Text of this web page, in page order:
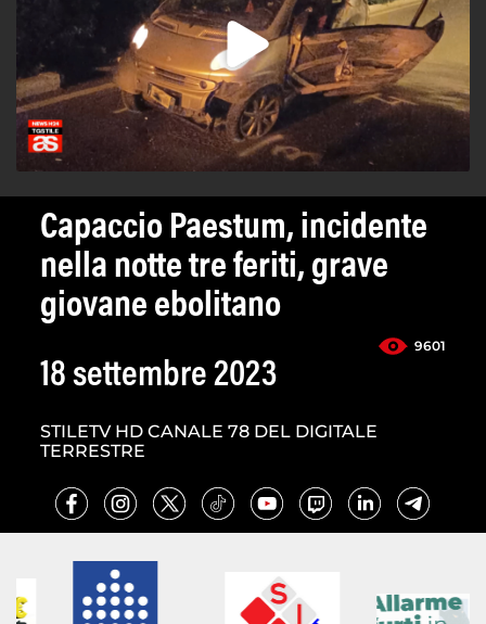
Capaccio Paestum, incidente
nella notte tre feriti, grave
giovane ebolitano
9601
18 settembre 2023
STILETV HD CANALE 78 DEL DIGITALE
TERRESTRE